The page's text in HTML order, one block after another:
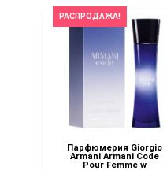
РАСПРОДАЖА!
Парфюмерия Giorgio
Armani Armani Code
Pour Femme w